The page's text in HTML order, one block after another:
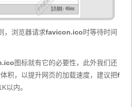
，浏览器请求favicon.ico时等待时间
图标就有它的必要性，此外我们还
积，以提升网页的加载速度，建议把f
以内。